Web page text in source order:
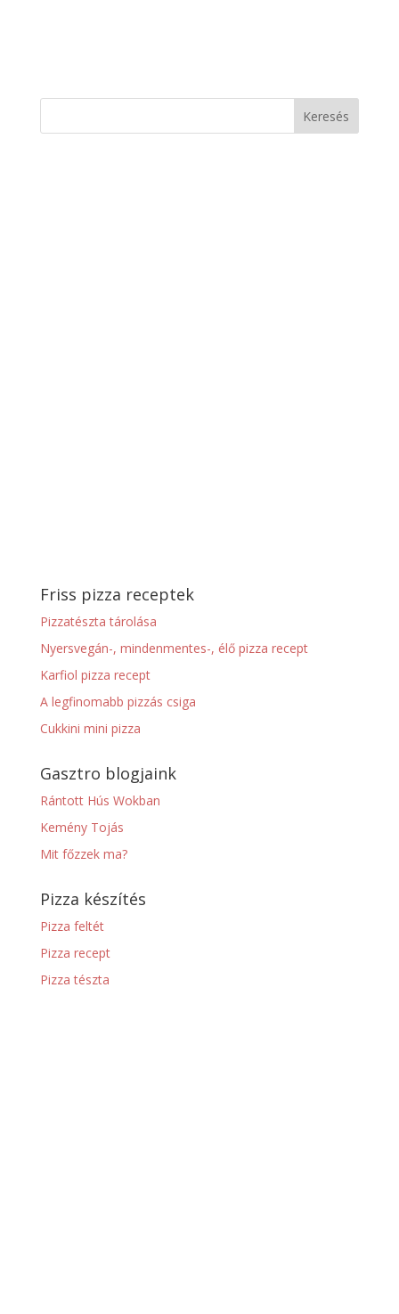
Friss pizza receptek
Pizzatészta tárolása
Nyersvegán-, mindenmentes-, élő pizza recept
Karfiol pizza recept
A legfinomabb pizzás csiga
Cukkini mini pizza
Gasztro blogjaink
Rántott Hús Wokban
Kemény Tojás
Mit főzzek ma?
Pizza készítés
Pizza feltét
Pizza recept
Pizza tészta